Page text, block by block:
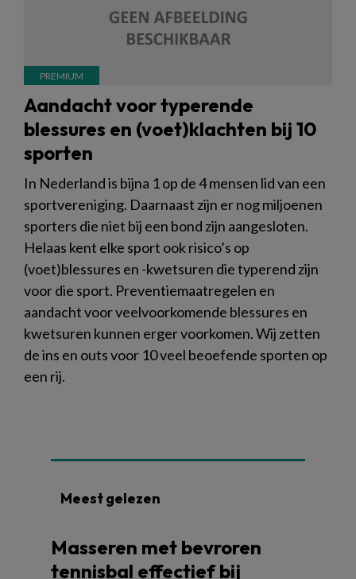
Aandacht voor typerende
blessures en (voet)klachten bij 10
sporten
In Nederland is bijna 1 op de 4 mensen lid van een
sportvereniging. Daarnaast zijn er nog miljoenen
sporters die niet bij een bond zijn aangesloten.
Helaas kent elke sport ook risico’s op
(voet)blessures en -kwetsuren die typerend zijn
voor die sport. Preventiemaatregelen en
aandacht voor veelvoorkomende blessures en
kwetsuren kunnen erger voorkomen. Wij zetten
de ins en outs voor 10 veel beoefende sporten op
een rij.
Meest gelezen
Masseren met bevroren
tennisbal effectief bij